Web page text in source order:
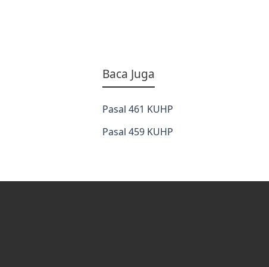
Baca Juga
Pasal 461 KUHP
Pasal 459 KUHP